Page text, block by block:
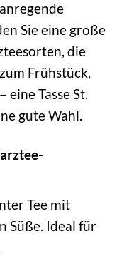
Sie eine große
die
Frühstück,
Tasse St.
gute Wahl.
Tee mit
Süße. Ideal für